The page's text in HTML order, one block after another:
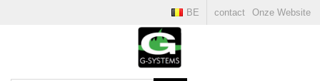
contact Onze Website
BE